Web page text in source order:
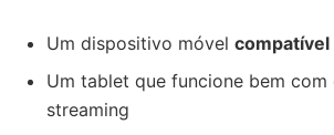
Um dispositivo móvel
Um tablet que funcione bem
streaming